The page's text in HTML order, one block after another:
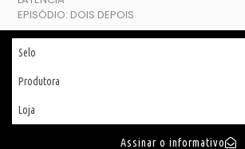
EPISÓDIO: DOIS DEPOIS
Selo
Produtora
Loja
Assinar o informativo